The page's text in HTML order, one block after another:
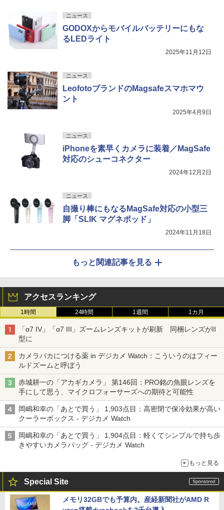
ニュース
GODOXからモバイルバッテリーにもな
るLEDライト
2025年11月12日
ニュース
LeofotoブランドのMagsafeスマホマウ
ント
2025年4月9日
ニュース
iPhoneを素早くカメラに装着／MagSafe
対応のシューコネクター
2024年12月2日
ニュース
自撮り棒にもなるMagSafe対応の小型三
脚「SLIK マグネポッド」
2024年11月18日
もっと関連記事を見る
アクセスランキング
1時間 24時間 1週間 1カ月
「α7 IV」「α7 III」ズームレンズキットが刷新 同梱レンズがII
型に
カメラバカにつける薬 in デジカメ Watch：こういうのはフィー
ルドズームと呼ぼう
赤城耕一の「アカギカメラ」 第146回：PRO銘の魚眼レンズを
手にして思う、マイクロフォーサーズへの期待と可能性
岡嶋和幸の「あとで買う」 1,903点目：高密閉で保冷効果が高い
クーラーボックス - デジカメ Watch
岡嶋和幸の「あとで買う」 1,904点目：軽くてシンプルで持ち歩
きやすいカメラバッグ - デジカメ Watch
もっと見る
Special Site
メモリ32GBでも予算内。産経新聞社がAMD R